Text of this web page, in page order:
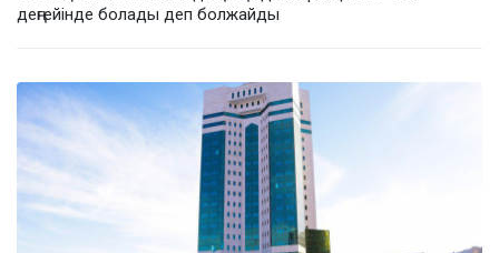
деңгейінде болады деп болжайды